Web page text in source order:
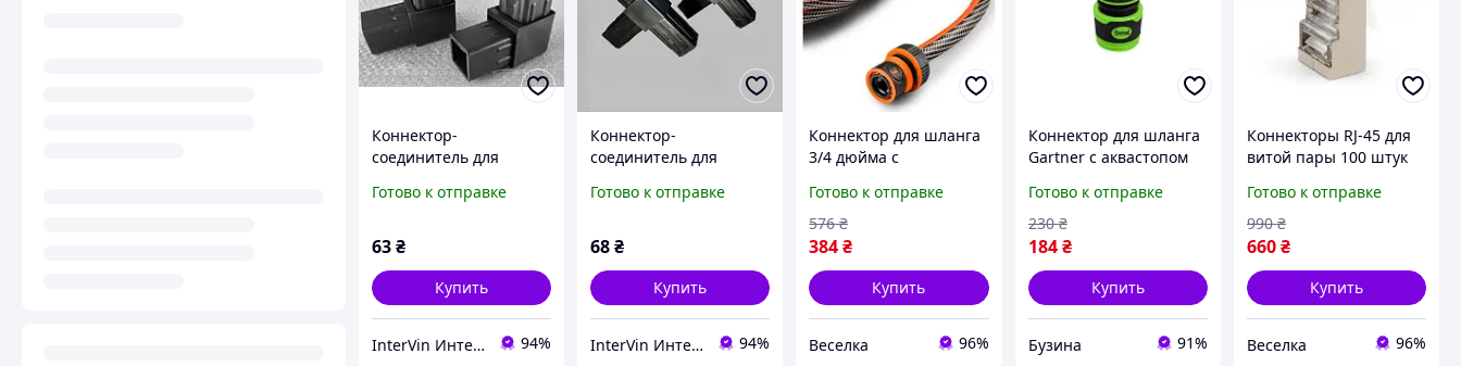
Коннектор-
соединитель для
22х22 мм из
Готово к отправке
63₴
Купить
InterVin Интернет-магазин 94%
Коннектор-
соединитель для
25х25 мм из
Готово к отправке
68₴
Купить
InterVin Интернет-магазин 94%
Коннектор для шланга
3/4 дюйма с
двухкомпонентный для
полива сада и дачи
FLAME
Готово к отправке
384₴
576 ₴
Купить
Веселка 96%
Коннектор для шланга
Gartner с аквастопом
Готово к отправке
184 ₴
230 ₴
Купить
Бузина 91%
Коннекторы RJ-45 для
витой пары 100 штук
дома высокая скорость
передачи данных
FLAME
Готово к отправке
660₴
990 ₴
Купить
Веселка 96%